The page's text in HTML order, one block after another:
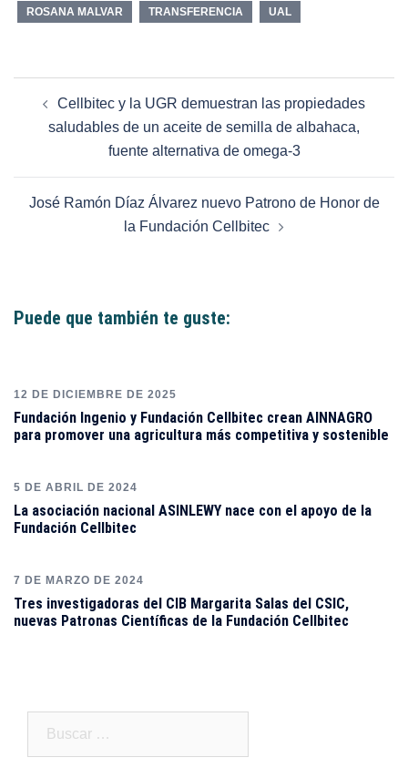
ROSANA MALVAR
TRANSFERENCIA UAL
Cellbitec y la UGR demuestran las propiedades
saludables de un aceite de semilla de albahaca,
fuente alternativa de omega-3
José Ramón Díaz Álvarez nuevo Patrono de Honor de
la Fundación Cellbitec
Puede que también te guste:
12 DE DICIEMBRE DE 2025
Fundación Ingenio y Fundación Cellbitec crean AINNAGRO
para promover una agricultura más competitiva y sostenible
5 DE ABRIL DE 2024
La asociación nacional ASINLEWY nace con el apoyo de la
Fundación Cellbitec
7 DE MARZO DE 2024
Tres investigadoras del CIB Margarita Salas del CSIC,
nuevas Patronas Científicas de la Fundación Cellbitec